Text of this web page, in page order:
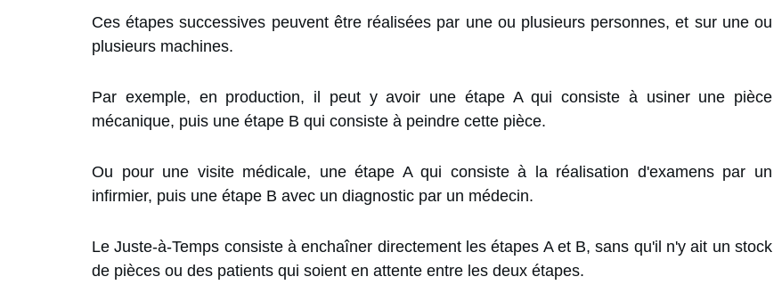
Ces étapes successives peuvent être réalisées par une ou plusieurs personnes, et sur une ou
plusieurs machines.
Par exemple, en production, il peut y avoir une étape A qui consiste à usiner une pièce
mécanique, puis une étape B qui consiste à peindre cette pièce.
Ou pour une visite médicale, une étape A qui consiste à la réalisation d'examens par un
infirmier, puis une étape B avec un diagnostic par un médecin.
Le Juste-à-Temps consiste à enchaîner directement les étapes A et B, sans qu'il n'y ait un stock
de pièces ou des patients qui soient en attente entre les deux étapes.